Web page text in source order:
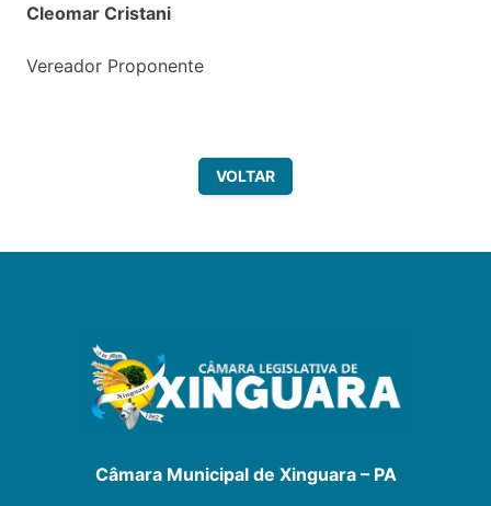
Cleomar Cristani
Vereador Proponente
VOLTAR
Câmara Municipal de Xinguara – PA